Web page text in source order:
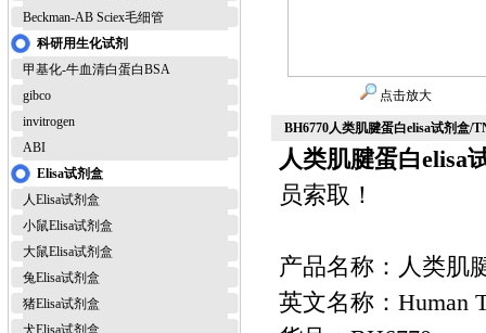
Beckman-AB Sciex毛细管
科研用生化试剂
甲基化-牛血清白蛋白BSA
gibco
invitrogen
ABI
Elisa试剂盒
人Elisa试剂盒
小鼠Elisa试剂盒
大鼠Elisa试剂盒
兔Elisa试剂盒
猪Elisa试剂盒
犬Elisa试剂盒
点击放大
BH6770人类肌腱蛋白elisa试剂盒/
人类肌腱蛋白elisa
员索取！
产品名称：人类肌
英文名称：Human